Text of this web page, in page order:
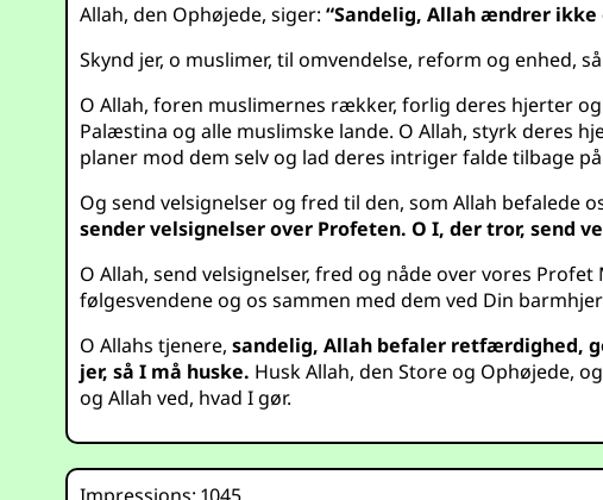
Allah, den Ophøjede, siger:“Sandelig, Allah ændrer
Skynd jer, o muslimer, til omvendelse, reform og enhed,
O Allah, foren muslimernes rækker, forlig deres hjerter
Palæstina og alle muslimske lande. O Allah, styrk deres
planer mod dem selv og lad deres intriger falde tilbage
Og send velsignelser og fred til den, som Allah befalede
sender velsignelser over Profeten. O I, der tror, send
O Allah, send velsignelser, fred og nåde over vores
følgesvendene og os sammen med dem ved Din
O Allahs tjenere,sandelig, Allah befaler retfærdighed,
jer, så I må huske. Husk Allah, den Store og Ophøjede,
og Allah ved, hvad I gør.